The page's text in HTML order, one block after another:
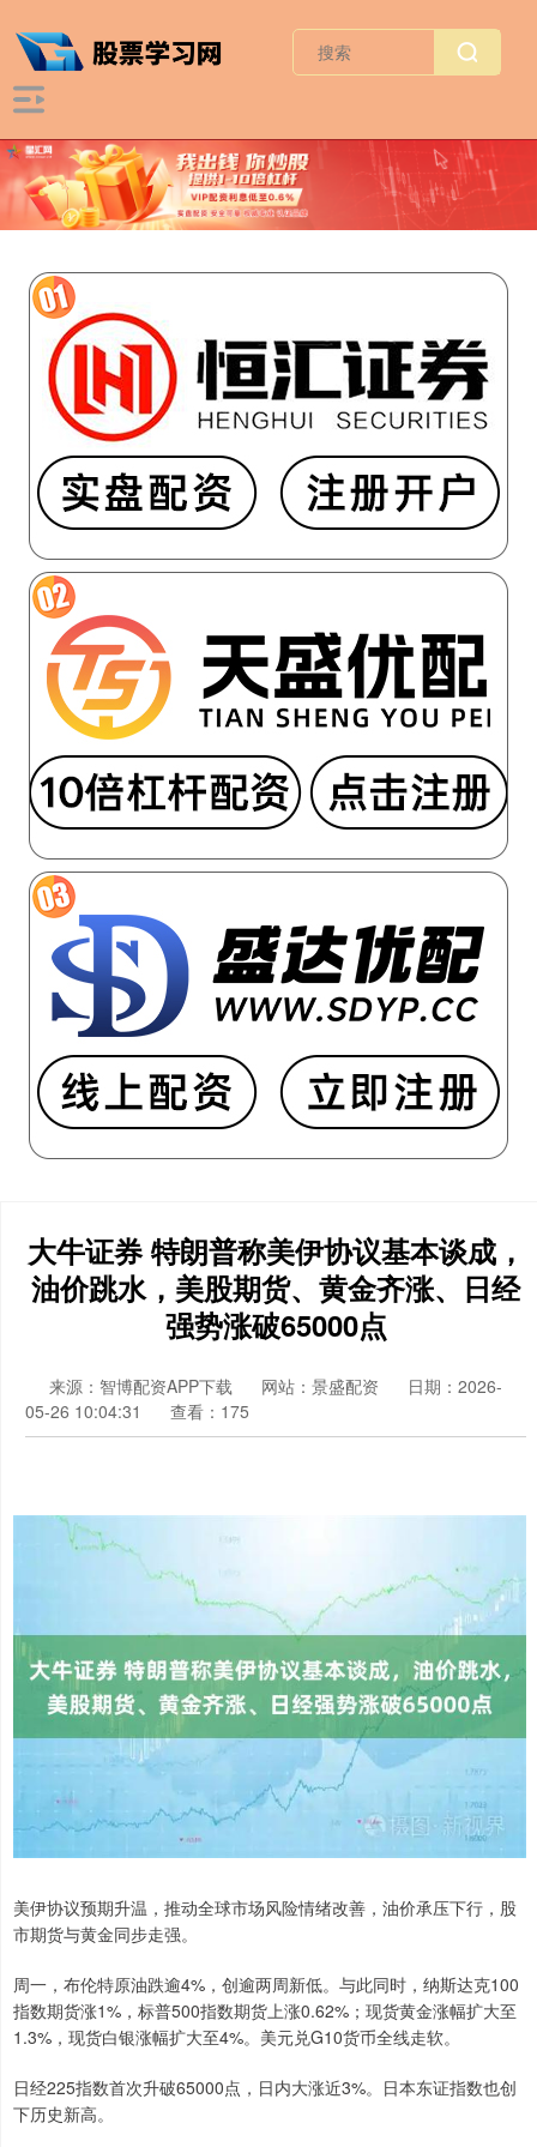
大牛证券 特朗普称美伊协议基本谈成，
油价跳水，美股期货、黄金齐涨、日经
强势涨破65000点
来源：智博配资APP下载 网站：景盛配资
日期：2026-
05-26 10:04:31
查看：175
美伊协议预期升温，推动全球市场风险情绪改善，油价承压下行，股
市期货与黄金同步走强。
周一，布伦特原油跌逾4%，创逾两周新低。与此同时，纳斯达克100
指数期货涨1%，标普500指数期货上涨0.62%；现货黄金涨幅扩大至
1.3%，现货白银涨幅扩大至4%。美元兑G10货币全线走软。
日经225指数首次升破65000点，日内大涨近3%。日本东证指数也创
下历史新高。